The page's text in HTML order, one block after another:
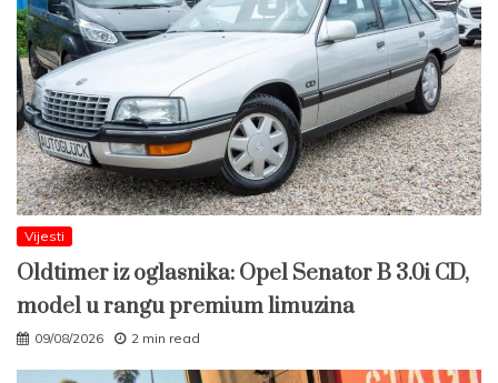
Vijesti
Oldtimer iz oglasnika: Opel Senator B 3.0i CD,
model u rangu premium limuzina
09/08/2026 2 min read